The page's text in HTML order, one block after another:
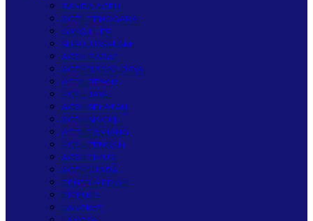
BANDA ACEH
ACEH TENGGARA
GAYO LUES
SUBULUSSALAM
ACEH BARAT
ACEH BARAT DAYA
ACEH BESAR
ACEH JAYA
ACEH SELATAN
ACEH SINGKIL
ACEH TAMIANG
ACEH TENGAH
ACEH TIMUR
ACEH UTARA
BENER MERIAH
BIREUEN
LANGKAT